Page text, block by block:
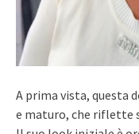
A prima vista, questa
e maturo, che riflette